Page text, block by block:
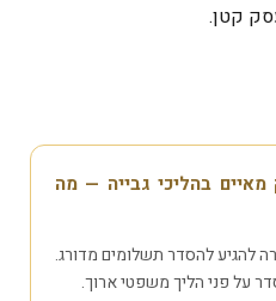
קטן.
מאיים בהליכי גבייה — מה
להגיע להסדר תשלומים מדורג.
על פני הליך משפטי ארוך.